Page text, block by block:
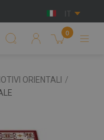
0
ORIENTALI
/